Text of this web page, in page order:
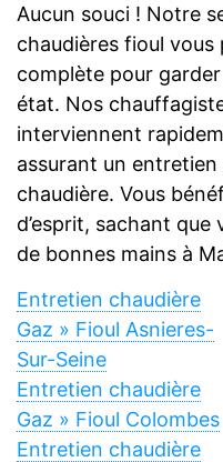
Aucun souci ! Notre
chaudières fioul
complète pour
état. Nos
interviennent
assurant un
chaudière. Vous
d’esprit, sachant
de bonnes mains à
Entretien chaudière
Gaz » Fioul Asnieres-
Sur-Seine
Entretien chaudière
Gaz » Fioul Colombes
Entretien chaudière